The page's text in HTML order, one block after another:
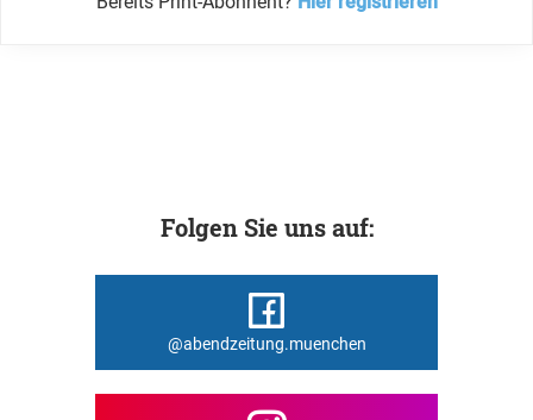
Folgen Sie uns auf:
@abendzeitung.muenchen